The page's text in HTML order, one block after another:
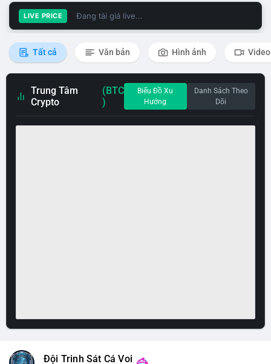
LIVE PRICE Đang tải giá live...
Tất cả Văn bản Hình ảnh Video
Trung Tâm
Crypto
(BTC
)
Biểu Đồ Xu
Hướng
Danh Sách Theo
Dõi
Đội Trinh Sát Cá Voi